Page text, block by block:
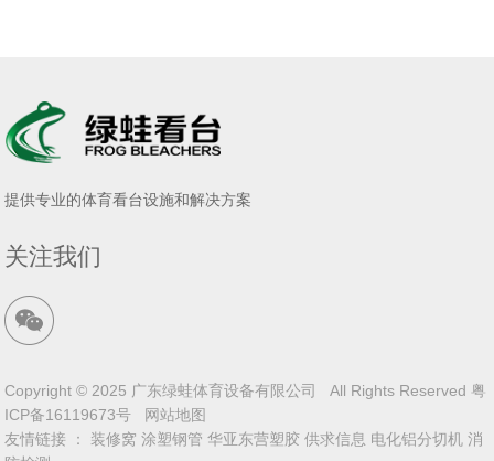
提供专业的体育看台设施和解决方案
关注我们
Copyright © 2025 广东绿蛙体育设备有限公司 All Rights Reserved 粤
ICP备16119673号
网站地图
友情链接 ： 装修窝 涂塑钢管 华亚东营塑胶 供求信息 电化铝分切机 消